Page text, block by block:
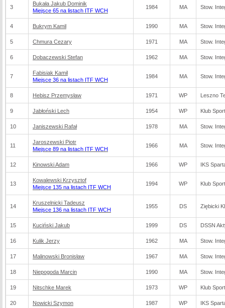
3
Bukała Jakub Dominik
Miejsce 65 na listach ITF WCH
1984 MA Stow.
4 Bukrym Kamil 1990 MA Stow.
5 Chmura Cezary 1971 MA Stow.
6 Dobaczewski Stefan 1962 MA Stow.
7
Fabisiak Kamil
Miejsce 36 na listach ITF WCH
1984 MA Stow.
8 Hebisz Przemysław 1971 WP Leszno
9 Jabłoński Lech 1954 WP Klub
10 Janiszewski Rafał 1978 MA Stow.
11
Jaroszewski Piotr
Miejsce 89 na listach ITF WCH
1966 MA Stow.
12 Kinowski Adam 1966 WP IKS
13
Kowalewski Krzysztof
Miejsce 135 na listach ITF WCH
1994 WP Klub
14
Kruszelnicki Tadeusz
Miejsce 136 na listach ITF WCH
1955 DS Ziębicki
15 Kuciński Jakub 1999 DS DSSN
16 Kulik Jerzy 1962 MA Stow.
17 Malinowski Bronisław 1967 MA Stow.
18 Niepogoda Marcin 1990 MA Stow.
19 Nitschke Marek 1973 WP Klub
20 Nowicki Szymon 1987 WP IKS